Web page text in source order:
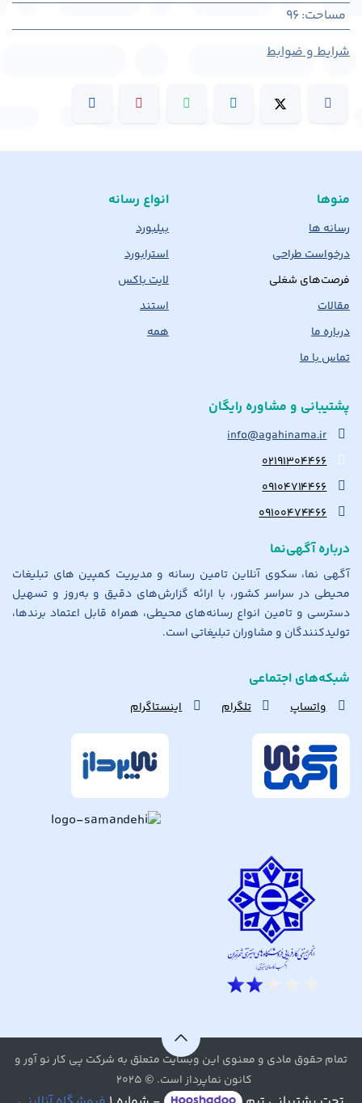
مساحت:
96
شرایط و ضوابط
منوها
رسانه ها
درخواست طراحی
فرصت‌های شغلی
مقالات
درباره ما
تماس با ما
انواع رسانه
بیلبورد
استرابورد
لایت باکس
استند
همه
پشتیبانی و مشاوره رایگان
info@agahinama.ir
۰۲۱۹۱۳۰۴۴۶۶
۰۹۱۰۴۷۱۴۴۶۶
۰۹۱۰۰۴۷۴۴۶۶
درباره آگهی‌نما
آگهی نما، سکوی آنلاین تامین رسانه و مدیریت کمپین های تبلیغات
محیطی در سراسر کشور، با ارائه گزارش‌های دقیق و به‌روز و تسهیل
دسترسی و تامین انواع رسانه‌های محیطی، همراه قابل اعتماد برندها،
تولیدکنندگان و مشاوران تبلیغاتی است.
شبکه‌های اجتماعی
واتساپ تلگرام اینستاگرام
تمام حقوق مادی و معنوی این وبسایت متعلق به شرکت پی کار نو آور و
کانون نماپرداز است. © ۲۰۲۵